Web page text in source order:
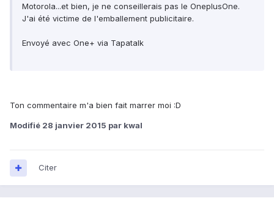
Motorola...et bien, je ne conseillerais pas le OneplusOne.
J'ai été victime de l'emballement publicitaire.
Envoyé avec One+ via Tapatalk
Ton commentaire m'a bien fait marrer moi :D
Modifié 28 janvier 2015 par kwal
Citer